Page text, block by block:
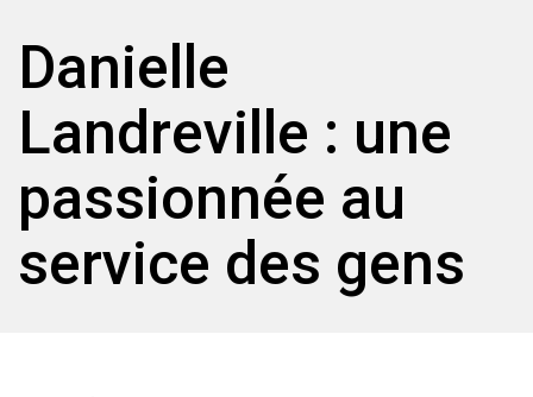
Danielle
Landreville : une
passionnée au
service des gens